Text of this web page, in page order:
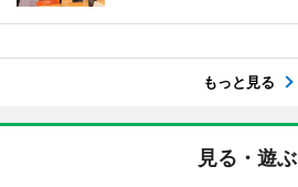
もっと見る
見る・遊ぶ